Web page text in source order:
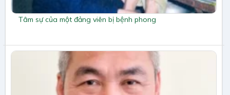
Tâm sự của một đảng viên bị bệnh phong